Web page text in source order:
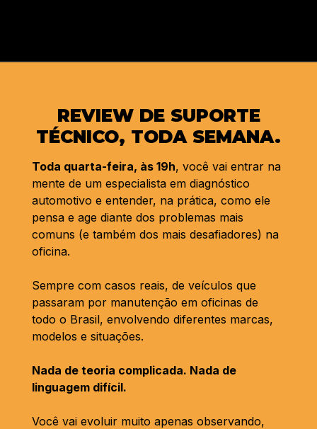
REVIEW DE SUPORTE
TÉCNICO, TODA SEMANA.
Toda quarta-feira, às 19h, você vai entrar na
mente de um especialista em diagnóstico
automotivo e entender, na prática, como ele
pensa e age diante dos problemas mais
comuns (e também dos mais desafiadores) na
oficina.
Sempre com casos reais, de veículos que
passaram por manutenção em oficinas de
todo o Brasil, envolvendo diferentes marcas,
modelos e situações.
Nada de teoria complicada. Nada de
linguagem difícil.
Você vai evoluir muito apenas observando,